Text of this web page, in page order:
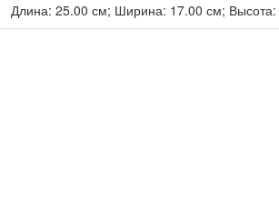
Длина: 25.00 см; Ширина: 17.00 см; Высота: